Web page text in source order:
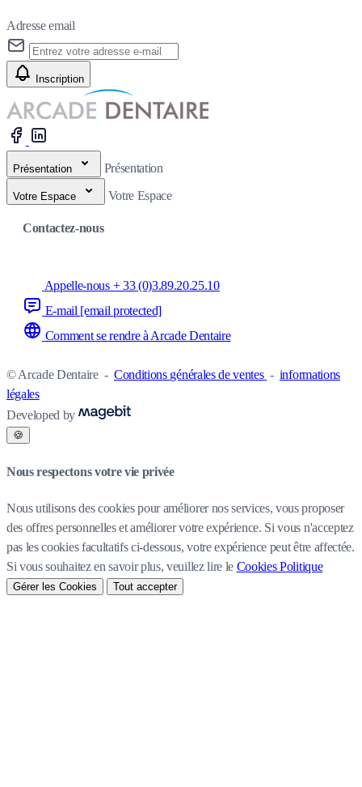
Adresse email
Inscription
Présentation Présentation
Votre Espace Votre Espace
Contactez-nous
Appelle-nous + 33 (0)3.89.20.25.10
E-mail [email protected]
Comment se rendre à Arcade Dentaire
© Arcade Dentaire - Conditions générales de ventes - informations
légales
Developed by
🍪
Nous respectons votre vie privée
Nous utilisons des cookies pour améliorer nos services, vous proposer
des offres personnelles et améliorer votre expérience. Si vous n'acceptez
pas les cookies facultatifs ci-dessous, votre expérience peut être affectée.
Si vous souhaitez en savoir plus, veuillez lire le Cookies Politique
Gérer les Cookies Tout accepter